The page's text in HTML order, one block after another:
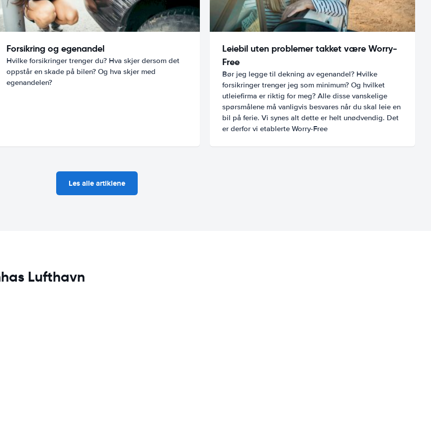
Forsikring og egenandel
Hvilke forsikringer trenger du? Hva skjer dersom det
oppstår en skade på bilen? Og hva skjer med
egenandelen?
Leiebil uten problemer takket være Worry-
Free
Bør jeg legge til dekning av egenandel? Hvilke
forsikringer trenger jeg som minimum? Og hvilket
utleiefirma er riktig for meg? Alle disse vanskelige
spørsmålene må vanligvis besvares når du skal leie en
bil på ferie. Vi synes alt dette er helt unødvendig. Det
er derfor vi etablerte Worry-Free
Les alle artiklene
Lufthavn